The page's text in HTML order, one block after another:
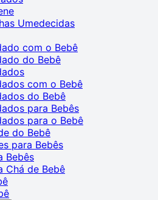
Umedecidas
com o Bebê
do Bebê
com o Bebê
do Bebê
para Bebês
para o Bebê
do Bebê
para Bebês
Bebês
Chá de Bebê